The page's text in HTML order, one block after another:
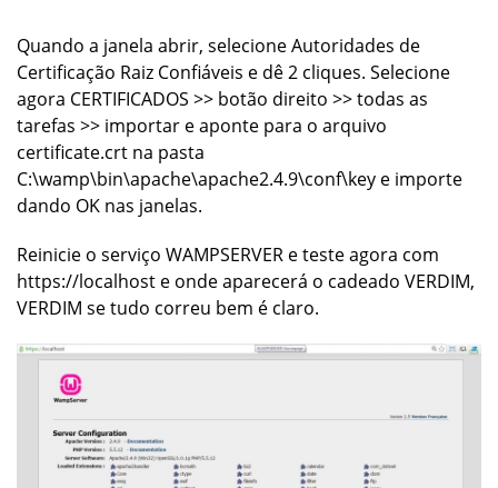
Quando a janela abrir, selecioneAutoridades de
Certificação Raiz Confiáveis e dê 2 cliques. Selecione
agora CERTIFICADOS >> botão direito >>todas as
tarefas >> importar e aponte para o arquivo
certificate.crt na pasta
C:\wamp\bin\apache\apache2.4.9\conf\key e importe
dando OK nas janelas.
Reinicie o serviço WAMPSERVER e teste agora com
https://localhost e onde aparecerá o cadeado VERDIM,
VERDIM se tudo correu bem é claro.